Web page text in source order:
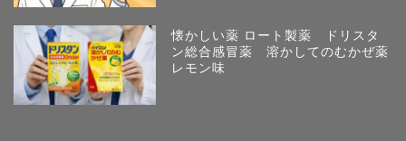
懐かしい薬 ロート製薬 ドリスタ
ン総合感冒薬 溶かしてのむかぜ薬
レモン味